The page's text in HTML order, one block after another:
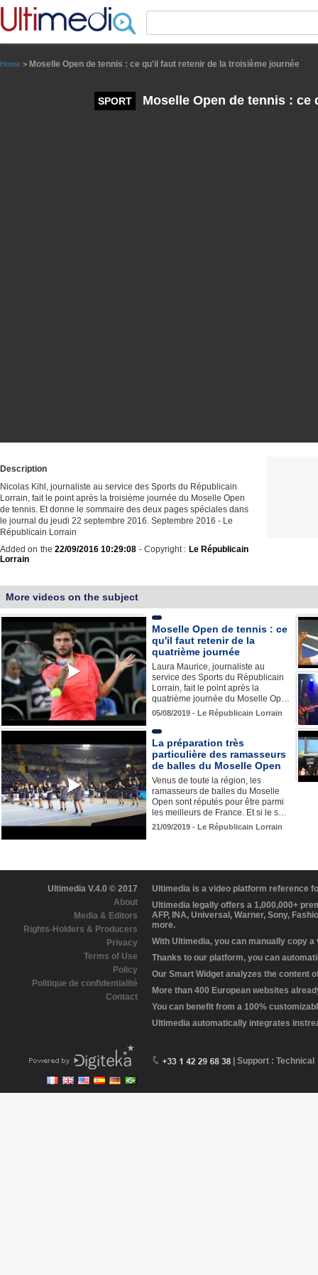
Home > Moselle Open de tennis : ce qu'il faut retenir de la troisième journée
SPORT Moselle Open de tennis :
Description
Nicolas Kihl, journaliste au service des Sports du Républicain
Lorrain, fait le point après la troisième journée du Moselle Open
de tennis. Et donne le sommaire des deux pages spéciales dans
le journal du jeudi 22 septembre 2016. Septembre 2016 - Le
Républicain Lorrain
Added on the 22/09/2016 10:29:08 - Copyright : Le Républicain
Lorrain
More videos on the subject
Moselle Open de tennis : ce
qu'il faut retenir de la
quatrième journée
Laura Maurice, journaliste au
service des Sports du Républicain
Lorrain, fait le point après la
quatrième journée du Moselle Op…
05/08/2019 - Le Républicain Lorrain
La préparation très
particulière des ramasseurs
de balles du Moselle Open
Venus de toute la région, les
ramasseurs de balles du Moselle
Open sont réputés pour être parmi
les meilleurs de France. Et si le s…
21/09/2019 - Le Républicain Lorrain
Ultimedia V.4.0 © 2017
About
Media & Editors
Rights-Holders & Producers
Privacy
Terms of Use
Policy
Politique de confidentialité
Contact
Ultimedia is a video platform reference
Ultimedia legally offers a 1,000,000+
AFP, INA, Universal, Warner, Sony,
more.
With Ultimedia, you can manually copy
Thanks to our platform, you can
Our Smart Widget analyzes the content
More than 400 European websites
You can benefit from a 100%
Ultimedia automatically integrates
| Support : Technical
Panneau de gestion des cookies